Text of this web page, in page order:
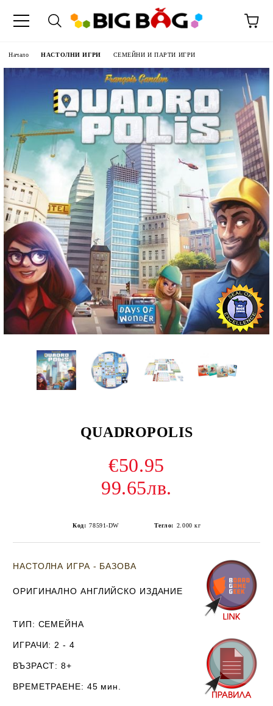
Начало НАСТОЛНИ ИГРИ СЕМЕЙНИ И ПАРТИ ИГРИ
QUADROPOLIS
€50.95
99.65лв.
Код: 78591-DW Тегло: 2.000 кг
НАСТОЛНА ИГРА - БАЗОВА
ОРИГИНАЛНО АНГЛИЙСКО ИЗДАНИЕ
ТИП: СЕМЕЙНА
ИГРАЧИ: 2 - 4
ВЪЗРАСТ: 8+
ВРЕМЕТРАЕНЕ: 45 мин.